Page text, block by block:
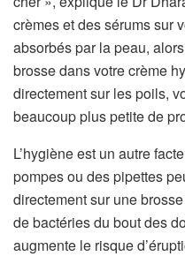
crèmes et des sérums sur
absorbés par la peau,
brosse dans votre crème
directement sur les poils,
beaucoup plus petite de
L’hygiène est un autre
pompes ou des pipettes
directement sur une
de bactéries du bout des
augmente le risque